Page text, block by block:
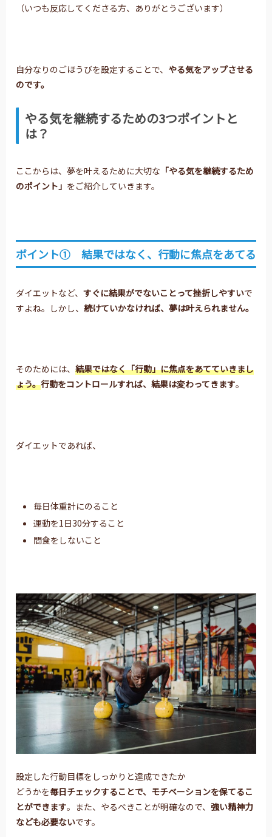
（いつも反応してくださる方、ありがとうございます）
自分なりのごほうびを設定することで、 やる気をアップさせる
のです。
やる気を継続するための3つポイントと
は？
ここからは、夢を叶えるために大切な 「やる気を継続するため
のポイント」 をご紹介していきます。
ポイント① 結果ではなく、行動に焦点をあてる
ダイエットなど、 すぐに結果がでないことって挫折しやすいで
すよね。しかし、 続けていかなければ、夢は叶えられません。
そのためには、 結果ではなく「行動」に焦点をあてていきまし
ょう。行動をコントロールすれば、結果は変わってきます。
ダイエットであれば、
毎日体重計にのること
運動を1日30分すること
間食をしないこと
設定した行動目標をしっかりと達成できたか
どうかを毎日チェックすることで、モチベーションを保てるこ
とができます。また、やるべきことが明確なので、 強い精神力
なども必要ないです。